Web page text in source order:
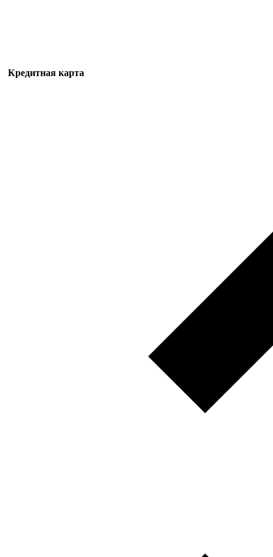
Кредитная карта